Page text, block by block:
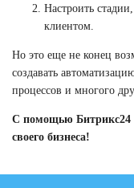
Настроить
клиентом.
Но это еще не конец
создавать
процессов и многого
С помощью Битрикс24
своего бизнеса!